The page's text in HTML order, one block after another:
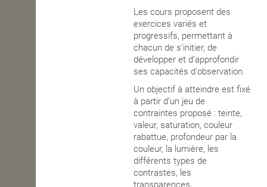
Les cours proposent des
exercices variés et
progressifs, permettant à
chacun de s'initier, de
développer et d’approfondir
ses capacités d'observation.
Un objectif à atteindre estfixé
à partir d’un jeu de
contraintes proposé : teinte,
valeur, saturation, couleur
rabattue, profondeur par la
couleur, la lumière, les
différents types de
contrastes, les
transparences,